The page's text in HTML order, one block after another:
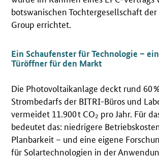
botswanischen Tochtergesellschaft
Group errichtet.
Ein Schaufenster für Technologie – ein
Türöffner für den Markt
Die Photovoltaikanlage deckt rund 60
Strombedarfs der BITRI-Büros und
vermeidet 11.900 t CO₂ pro Jahr. Für
bedeutet das: niedrigere
Planbarkeit – und eine eigene
für Solartechnologien in der